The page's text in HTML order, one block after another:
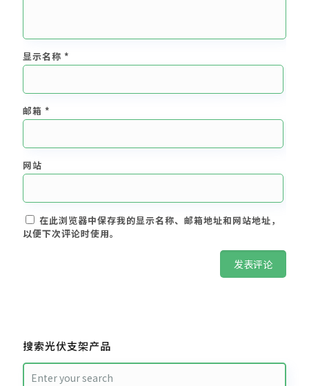
显示名称 *
邮箱 *
网站
在此浏览器中保存我的显示名称、邮箱地址和网站地址，
以便下次评论时使用。
搜索光伏支架产品